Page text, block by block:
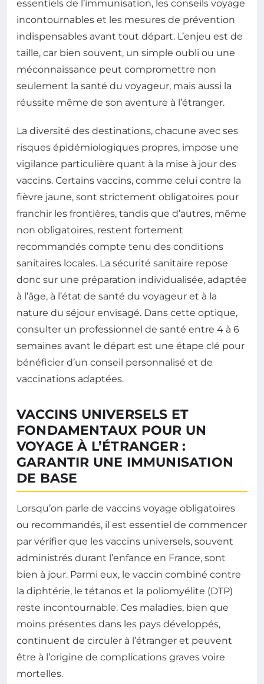
essentiels de l’immunisation, les conseils voyage
incontournables et les mesures de prévention
indispensables avant tout départ. L’enjeu est de
taille, car bien souvent, un simple oubli ou une
méconnaissance peut compromettre non
seulement la santé du voyageur, mais aussi la
réussite même de son aventure à l’étranger.
La diversité des destinations, chacune avec ses
risques épidémiologiques propres, impose une
vigilance particulière quant à la mise à jour des
vaccins. Certains vaccins, comme celui contre la
fièvre jaune, sont strictement obligatoires pour
franchir les frontières, tandis que d’autres, même
non obligatoires, restent fortement
recommandés compte tenu des conditions
sanitaires locales. La sécurité sanitaire repose
donc sur une préparation individualisée, adaptée
à l’âge, à l’état de santé du voyageur et à la
nature du séjour envisagé. Dans cette optique,
consulter un professionnel de santé entre 4 à 6
semaines avant le départ est une étape clé pour
bénéficier d’un conseil personnalisé et de
vaccinations adaptées.
VACCINS UNIVERSELS ET
FONDAMENTAUX POUR UN
VOYAGE À L’ÉTRANGER :
GARANTIR UNE IMMUNISATION
DE BASE
Lorsqu’on parle de vaccins voyage obligatoires
ou recommandés, il est essentiel de commencer
par vérifier que les vaccins universels, souvent
administrés durant l’enfance en France, sont
bien à jour. Parmi eux, le vaccin combiné contre
la diphtérie, le tétanos et la poliomyélite (DTP)
reste incontournable. Ces maladies, bien que
moins présentes dans les pays développés,
continuent de circuler à l’étranger et peuvent
être à l’origine de complications graves voire
mortelles.